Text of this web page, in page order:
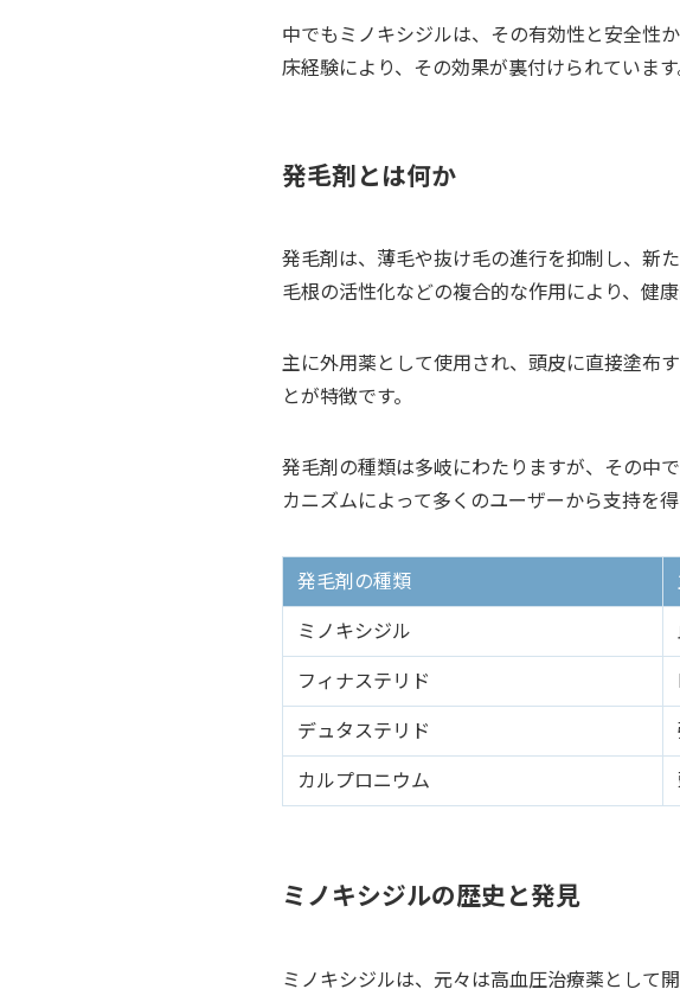
中でもミノキシジルは、その有効性と安全性
床経験により、その効果が裏付けられています
発毛剤とは何か
発毛剤は、薄毛や抜け毛の進行を抑制し、新
毛根の活性化などの複合的な作用により、健
主に外用薬として使用され、頭皮に直接塗布
とが特徴です。
発毛剤の種類は多岐にわたりますが、その中
カニズムによって多くのユーザーから支持を得
発毛剤の種類
ミノキシジル
フィナステリド
デュタステリド
カルプロニウム
ミノキシジルの歴史と発見
ミノキシジルは、元々は高血圧治療薬として